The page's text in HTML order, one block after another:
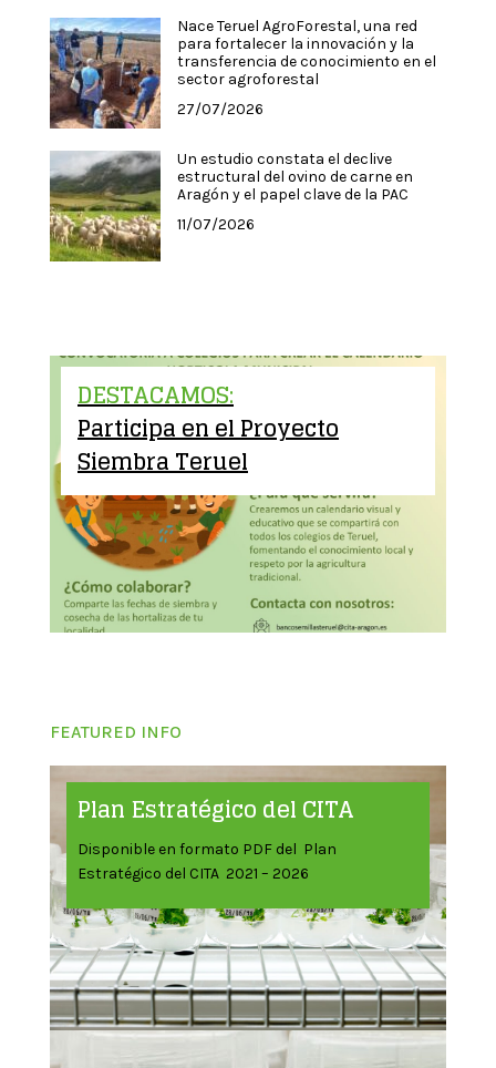
Nace Teruel AgroForestal, una red
para fortalecer la innovación y la
transferencia de conocimiento en el
sector agroforestal
27/07/2026
Un estudio constata el declive
estructural del ovino de carne en
Aragón y el papel clave de la PAC
11/07/2026
DESTACAMOS:
Participa en el Proyecto
Siembra Teruel
FEATURED INFO
Plan Estratégico del CITA
Disponible en formato PDF del Plan
Estratégico del CITA 2021 – 2026